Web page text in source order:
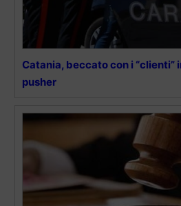
Catania, beccato con i “clienti”
pusher